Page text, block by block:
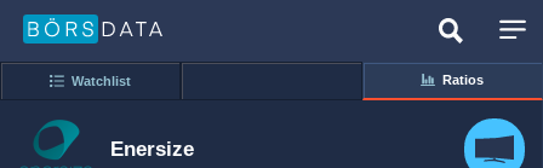
Watchlist Ratios
Enersize